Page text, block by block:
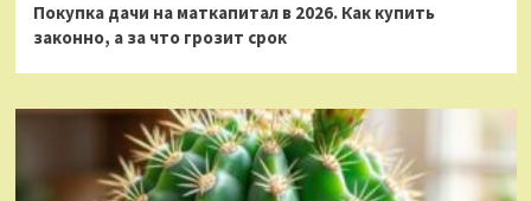
Покупка дачи на маткапитал в 2026. Как купить
законно, а за что грозит срок